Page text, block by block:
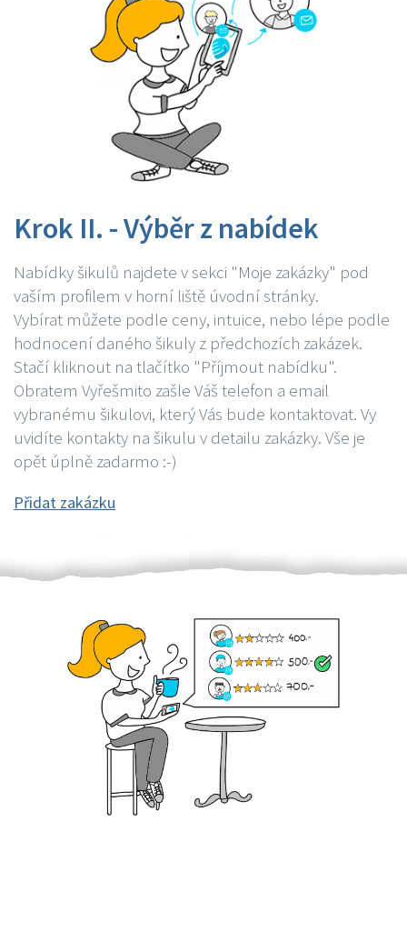
Krok II. - Výběr z nabídek
Nabídky šikulů najdete v sekci "Moje zakázky" pod
vaším profilem v horní liště úvodní stránky.
Vybírat můžete podle ceny, intuice, nebo lépe podle
hodnocení daného šikuly z předchozích zakázek.
Stačí kliknout na tlačítko "Příjmout nabídku".
Obratem Vyřešmito zašle Váš telefon a email
vybranému šikulovi, který Vás bude kontaktovat. Vy
uvidíte kontakty na šikulu v detailu zakázky. Vše je
opět úplně zadarmo :-)
Přidat zakázku